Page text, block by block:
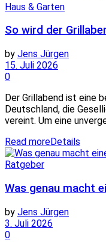
Haus & Garten
So wird der
by Jens Jürgen
15. Juli 2026
0
Der Grillabend ist eine
Deutschland, die
vereint. Um eine
Read moreDetails
Ratgeber
Was genau macht
by Jens Jürgen
3. Juli 2026
0